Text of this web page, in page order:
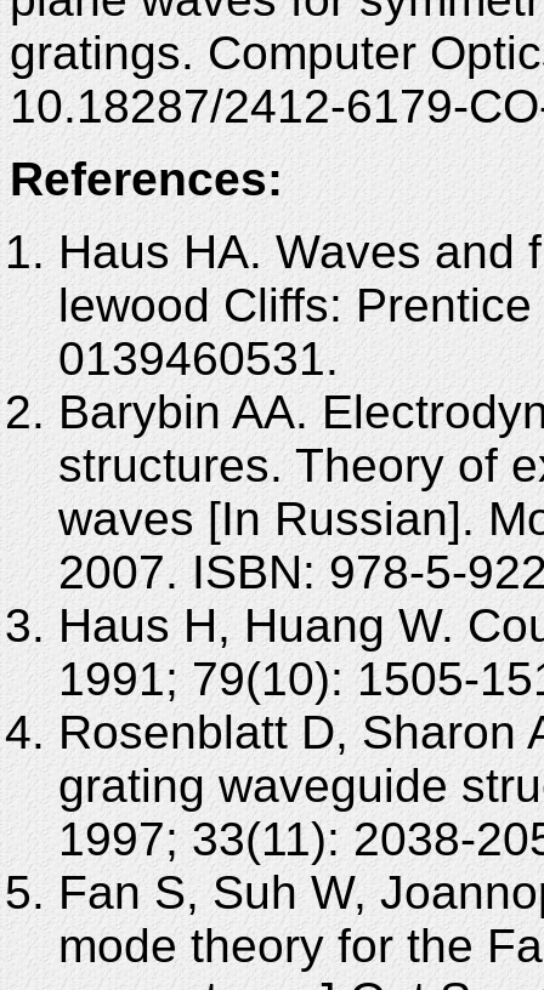
gratings. Computer
10.18287/2412-6179-
References:
Haus HA. Waves and
lewood Cliffs:
0139460531.
Barybin AA.
structures. Theory of
waves [In Russian].
2007. ISBN: 978-5-
Haus H, Huang W.
1991; 79(10): 1505-
Rosenblatt D, Sharon
grating waveguide
1997; 33(11): 2038-
Fan S, Suh W,
mode theory for the